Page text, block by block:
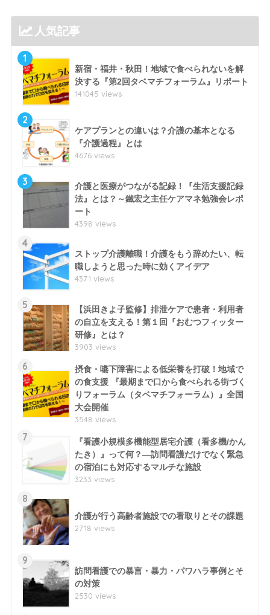
人気記事
1
新宿・福井・秋田！地域で食べられないを解
決する『第2回タベマチフォーラム』リポート
141045 views
2
ケアプランとの違いは？介護の基本となる
『介護過程』とは
4676 views
3
介護と医療がつながる記録！『生活支援記録
法』とは？～鐵宏之主任ケアマネ勉強会レポ
ート
4398 views
4
ストップ介護離職！介護をもう辞めたい、転
職しようと思った時に効くアイデア
4371 views
5
【浜田きよ子監修】排泄ケアで患者・利用者
の自立を支える！第１回『おむつフィッター
研修』とは？
3903 views
6
摂食・嚥下障害による低栄養を打破！地域で
の食支援 『最期まで口から食べられる街づく
りフォーラム（タベマチフォーラム）』全国
大会開催
3548 views
7
『看護小規模多機能型居宅介護（看多機/かん
たき）』って何？―訪問看護だけでなく緊急
の宿泊にも対応するマルチな施設
3233 views
8
介護が行う高齢者施設での看取りとその課題
2718 views
9
訪問看護での暴言・暴力・パワハラ事例とそ
の対策
2530 views